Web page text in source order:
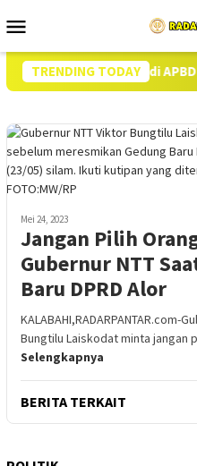
ke
Mobile
TRENDING TODAY
Sesuai RAB di APBDes
Mei 24, 2023
Jangan Pilih
Gubernur NTT
Baru DPRD Alor
KALABAHI,RADARPANTAR.com-
Bungtilu Laiskodat minta jangan
Selengkapnya
BERITA TERKAIT